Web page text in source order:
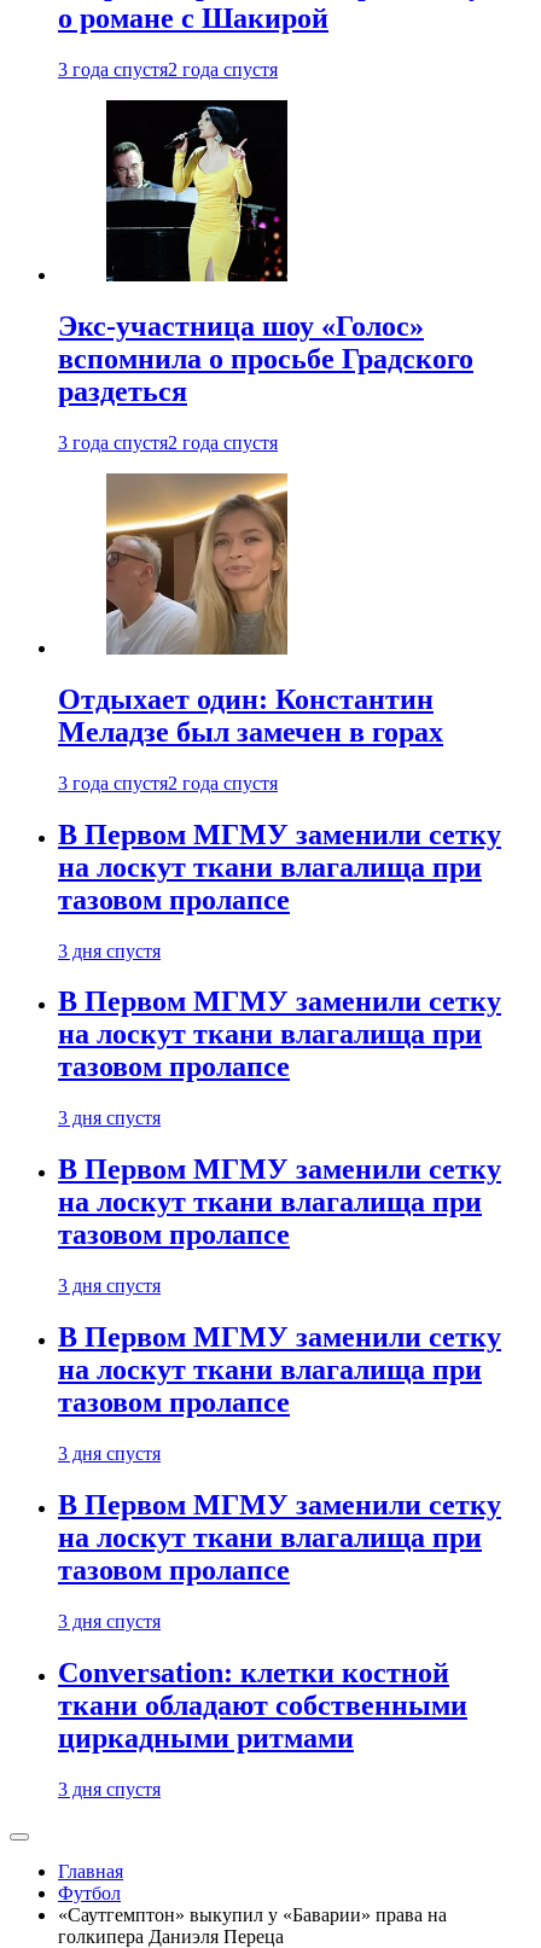
о романе с Шакирой
3 года спустя2 года спустя
Экс-участница шоу «Голос»
вспомнила о просьбе Градского
раздеться
3 года спустя2 года спустя
Отдыхает один: Константин
Меладзе был замечен в горах
3 года спустя2 года спустя
В Первом МГМУ заменили сетку
на лоскут ткани влагалища при
тазовом пролапсе
3 дня спустя
В Первом МГМУ заменили сетку
на лоскут ткани влагалища при
тазовом пролапсе
3 дня спустя
В Первом МГМУ заменили сетку
на лоскут ткани влагалища при
тазовом пролапсе
3 дня спустя
В Первом МГМУ заменили сетку
на лоскут ткани влагалища при
тазовом пролапсе
3 дня спустя
В Первом МГМУ заменили сетку
на лоскут ткани влагалища при
тазовом пролапсе
3 дня спустя
Conversation: клетки костной
ткани обладают собственными
циркадными ритмами
3 дня спустя
Главная
Футбол
«Саутгемптон» выкупил у «Баварии» права на
голкипера Даниэля Переца